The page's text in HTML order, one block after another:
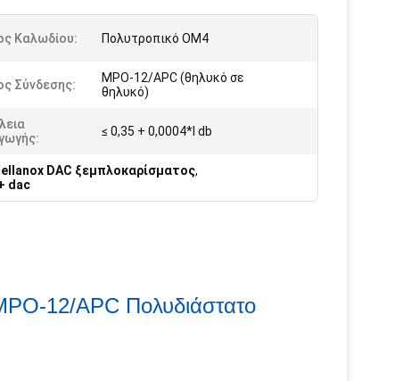
Καλωδίου: Πολυτροπικό OM4
Σύνδεσης:
MPO-12/APC (θηλυκό σε
θηλυκό)
≤ 0,35 + 0,0004*l db
DAC ξεμπλοκαρίσματος,
dac
12/APC Πολυδιάστατο